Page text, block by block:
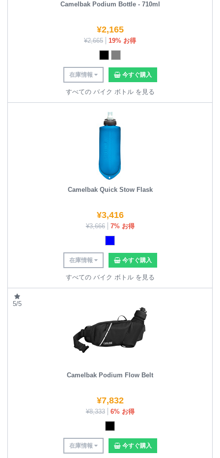
Camelbak Podium Bottle - 710ml
¥2,165
¥2,665 19% お得
在庫情報 今すぐ購入
すべての バイク ボトル を見る
Camelbak Quick Stow Flask
¥3,416
¥3,666 7% お得
在庫情報 今すぐ購入
すべての バイク ボトル を見る
5/5
Camelbak Podium Flow Belt
¥7,832
¥8,333 6% お得
在庫情報 今すぐ購入